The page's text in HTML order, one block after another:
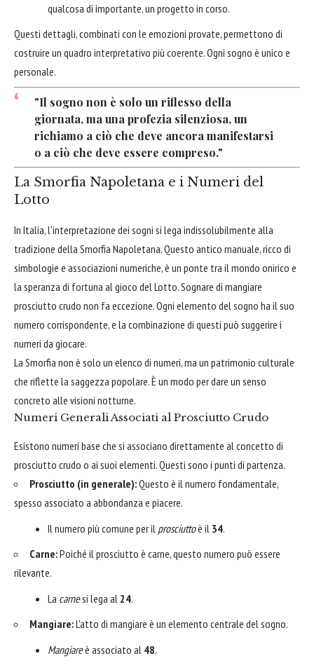
qualcosa di importante, un progetto in corso.
Questi dettagli, combinati con le emozioni provate, permettono di
costruire un quadro interpretativo più coerente. Ogni sogno è unico e
personale.
"Il sogno non è solo un riflesso della
giornata, ma una profezia silenziosa, un
richiamo a ciò che deve ancora manifestarsi
o a ciò che deve essere compreso."
La Smorfia Napoletana e i Numeri del
Lotto
In Italia, l'interpretazione dei sogni si lega indissolubilmente alla
tradizione della Smorfia Napoletana. Questo antico manuale, ricco di
simbologie e associazioni numeriche, è un ponte tra il mondo onirico e
la speranza di fortuna al gioco del Lotto. Sognare di mangiare
prosciutto crudo non fa eccezione. Ogni elemento del sogno ha il suo
numero corrispondente, e la combinazione di questi può suggerire i
numeri da giocare.
La Smorfia non è solo un elenco di numeri, ma un patrimonio culturale
che riflette la saggezza popolare. È un modo per dare un senso
concreto alle visioni notturne.
Numeri Generali Associati al Prosciutto Crudo
Esistono numeri base che si associano direttamente al concetto di
prosciutto crudo o ai suoi elementi. Questi sono i punti di partenza.
Prosciutto (in generale):Questo è il numero fondamentale,
spesso associato a abbondanza e piacere.
Il numero più comune per il prosciuttoè il 34.
Carne:Poiché il prosciutto è carne, questo numero può essere
rilevante.
La carnesi lega al 24.
Mangiare:L'atto di mangiare è un elemento centrale del sogno.
Mangiareè associato al 48.